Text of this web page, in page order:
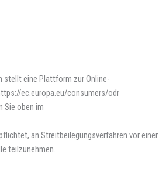
stellt eine Plattform zur Online-
ec.europa.eu/consumers/odr
Sie oben im
an Streitbeilegungsverfahren vor einer
teilzunehmen.